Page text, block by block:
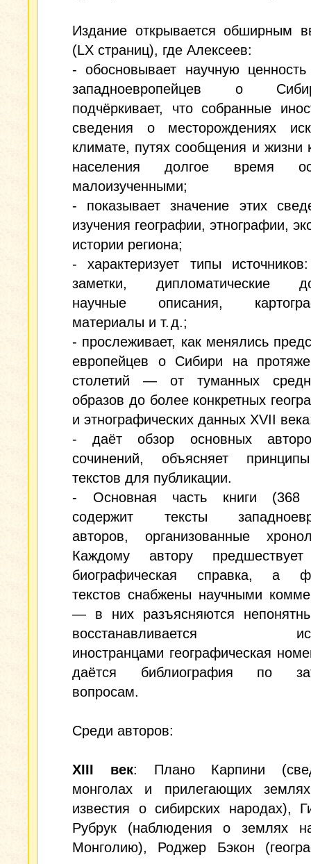
Издание открывается обширным
(LX страниц), где Алексеев:
- обосновывает научную ценность
западноевропейцев о
подчёркивает, что собранные
сведения о месторождениях
климате, путях сообщения и жизни
населения долгое время
малоизученными;
- показывает значение этих
изучения географии, этнографии,
истории региона;
- характеризует типы
заметки, дипломатические
научные описания,
материалы и т. д.;
- прослеживает, как менялись
европейцев о Сибири на
столетий — от туманных
образов до более конкретных
и этнографических данных XVII
- даёт обзор основных
сочинений, объясняет
текстов для публикации.
- Основная часть книги (368
содержит тексты
авторов, организованные
Каждому автору предшествует
биографическая справка, а
текстов снабжены научными
— в них разъясняются
восстанавливается
иностранцами географическая
даётся библиография по
вопросам.
Среди авторов:
XIII век: Плано Карпини
монголах и прилегающих
известия о сибирских народах),
Рубрук (наблюдения о землях
Монголию), Роджер Бэкон